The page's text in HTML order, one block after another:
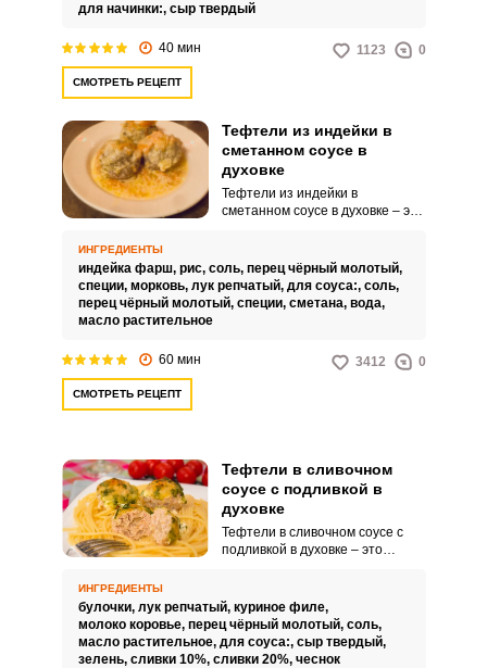
для начинки:, сыр твердый
40 мин 1123 0
СМОТРЕТЬ РЕЦЕПТ
Тефтели из индейки в
сметанном соусе в
духовке
Тефтели из индейки в
сметанном соусе в духовке – это
а главное очень вкусными. Соус
можно приготовить как из
сметаны, так и из сливок.
ИНГРЕДИЕНТЫ
индейка фарш, рис, соль, перец чёрный молотый,
специи, морковь, лук репчатый, для соуса:, соль,
перец чёрный молотый, специи, сметана, вода,
масло растительное
60 мин 3412 0
СМОТРЕТЬ РЕЦЕПТ
Тефтели в сливочном
соусе с подливкой в
духовке
Тефтели в сливочном соусе с
подливкой в духовке – это
разнообразным и вкусным. Для
тефтелей будем использовать
именно куриное филе, потому
что в таком сочетании блюдо
ИНГРЕДИЕНТЫ
булочки, лук репчатый, куриное филе,
молоко коровье, перец чёрный молотый, соль,
масло растительное, для соуса:, сыр твердый,
зелень, сливки 10%, сливки 20%, чеснок